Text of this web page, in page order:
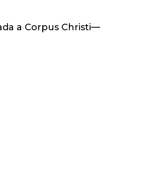
a Corpus Christi—